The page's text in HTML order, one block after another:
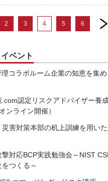
2 3 4 5 6
next
ベント
コラボルーム企業の知恵を集
.com認定リスクアドバイザー養
ンライン開催）
災害対策本部の机上訓練を用い
対応BCP実践勉強会～NIST
つくる～